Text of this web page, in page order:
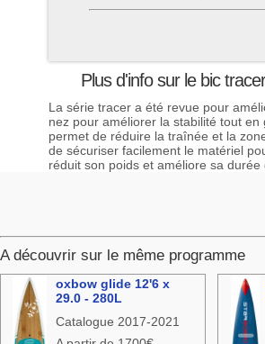
Plus d'info sur le bic
La série tracer a été revue pour
nez pour améliorer la stabilité tout
permet de réduire la traînée et la
de sécuriser facilement le matériel
réduit son poids et améliore sa
A découvrir sur le même programme
oxbow glide 12'6 x
29.0 - 280L
Catalogue 2017-2021